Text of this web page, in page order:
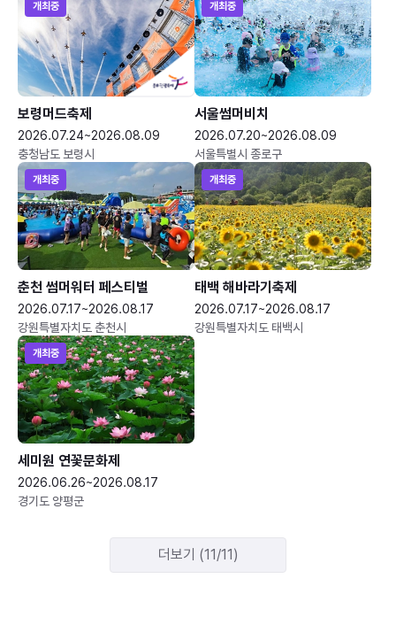
개최중
보령머드축제
2026.07.24~2026.08.09
충청남도 보령시
개최중
서울썸머비치
2026.07.20~2026.08.09
서울특별시 종로구
개최중
춘천 썸머워터 페스티벌
2026.07.17~2026.08.17
강원특별자치도 춘천시
개최중
태백 해바라기축제
2026.07.17~2026.08.17
강원특별자치도 태백시
개최중
세미원 연꽃문화제
2026.06.26~2026.08.17
경기도 양평군
더보기 (11/11)